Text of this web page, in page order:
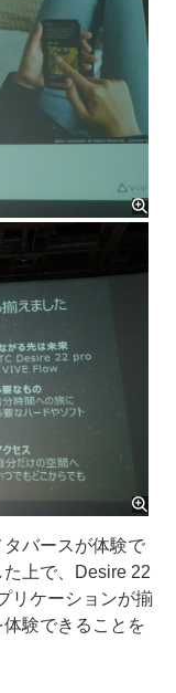
バースが体験で
上で、Desire 22
リケーションが揃
験できることを